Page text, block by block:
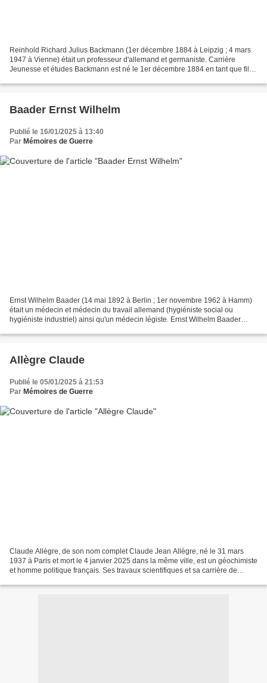
Reinhold Richard Julius Backmann (1er décembre 1884 à Leipzig ; 4 mars
1947 à Vienne) était un professeur d'allemand et germaniste. Carrière
Jeunesse et études Backmann est né le 1er décembre 1884 en tant que fils
Baader Ernst Wilhelm
Publié le 16/01/2025 à 13:40
Par Mémoires de Guerre
Ernst Wilhelm Baader (14 mai 1892 à Berlin ; 1er novembre 1962 à Hamm)
était un médecin et médecin du travail allemand (hygiéniste social ou
hygiéniste industriel) ainsi qu'un médecin légiste. Ernst Wilhelm Baader
Allègre Claude
Publié le 05/01/2025 à 21:53
Par Mémoires de Guerre
Claude Allègre, de son nom complet Claude Jean Allègre, né le 31 mars
1937 à Paris et mort le 4 janvier 2025 dans la même ville, est un géochimiste
et homme politique français. Ses travaux scientifiques et sa carrière de